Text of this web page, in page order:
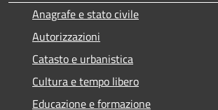
Anagrafe e stato civile
Autorizzazioni
Catasto e urbanistica
Cultura e tempo libero
Educazione e formazione